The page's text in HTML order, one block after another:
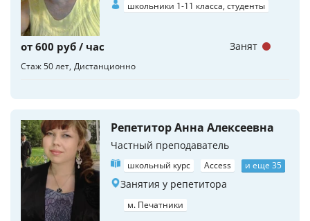
школьники 1-11 класса, студенты
от 600 руб / час
Стаж 50 лет Дистанционно
Занят
Репетитор Анна Алексеевна
Частный преподаватель
школьный курс Access и еще 35
Занятия у репетитора
м. Печатники